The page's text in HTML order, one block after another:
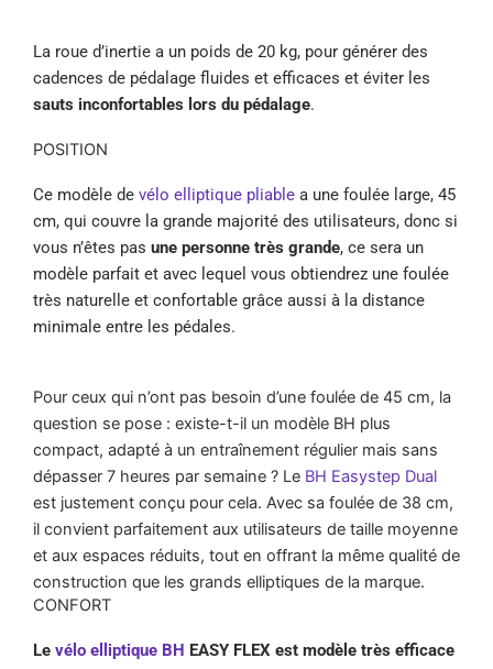
La roue d’inertie a un poids de 20 kg, pour générer des
cadences de pédalage fluides et efficaces et éviter les
sauts inconfortables lors du pédalage.
POSITION
Ce modèle de vélo elliptique pliable a une foulée large, 45
cm, qui couvre la grande majorité des utilisateurs, donc si
vous n’êtes pas une personne très grande, ce sera un
modèle parfait et avec lequel vous obtiendrez une foulée
très naturelle et confortable grâce aussi à la distance
minimale entre les pédales.
Pour ceux qui n’ont pas besoin d’une foulée de 45 cm, la
question se pose : existe-t-il un modèle BH plus
compact, adapté à un entraînement régulier mais sans
dépasser 7 heures par semaine ? Le BH Easystep Dual
est justement conçu pour cela. Avec sa foulée de 38 cm,
il convient parfaitement aux utilisateurs de taille moyenne
et aux espaces réduits, tout en offrant la même qualité de
construction que les grands elliptiques de la marque.
CONFORT
Le vélo elliptique BH EASY FLEX est modèle très efficace